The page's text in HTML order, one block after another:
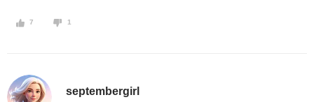
7 1
septembergirl